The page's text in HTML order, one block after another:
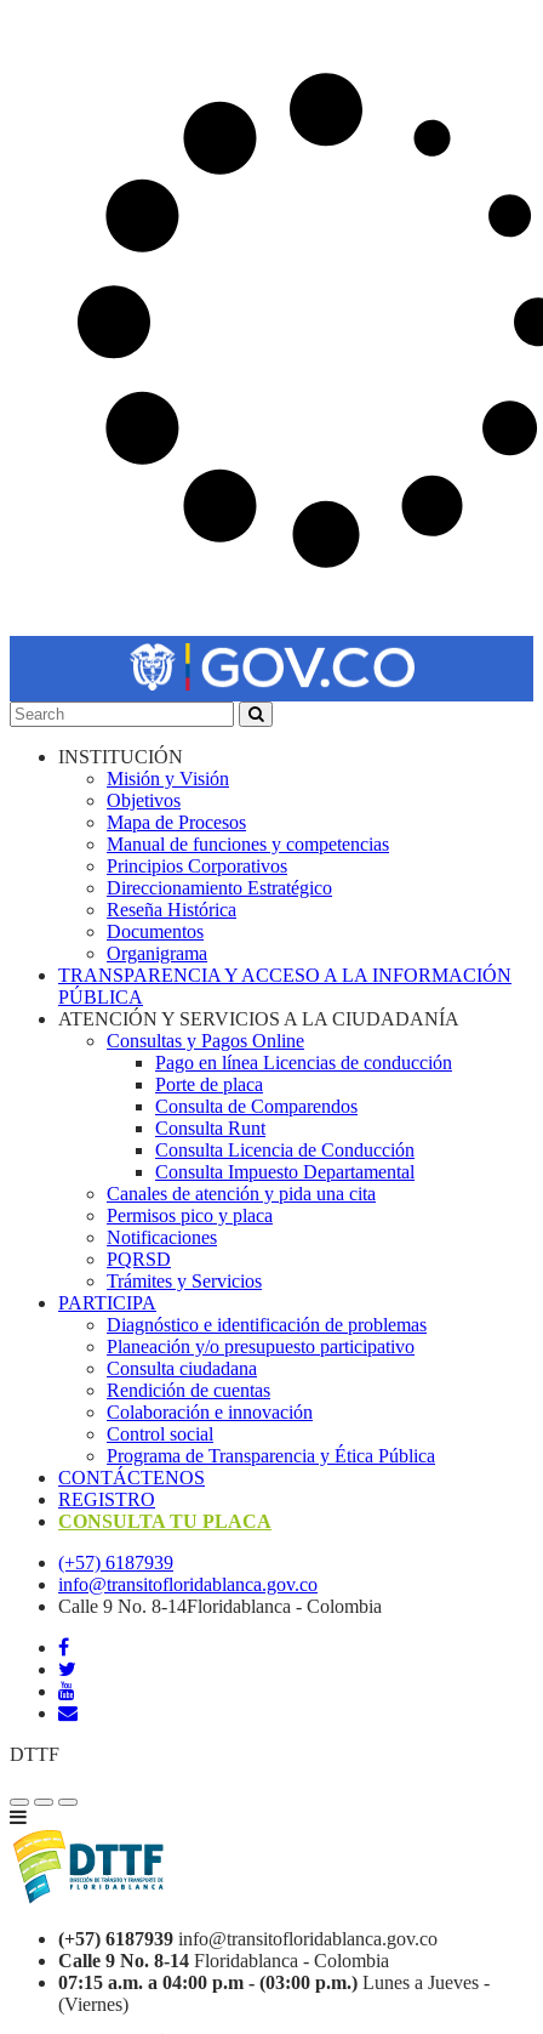
INSTITUCIÓN
Misión y Visión
Objetivos
Mapa de Procesos
Manual de funciones y competencias
Principios Corporativos
Direccionamiento Estratégico
Reseña Histórica
Documentos
Organigrama
TRANSPARENCIA Y ACCESO A LA INFORMACIÓN
PÚBLICA
ATENCIÓN Y SERVICIOS A LA CIUDADANÍA
Consultas y Pagos Online
Pago en línea Licencias de conducción
Porte de placa
Consulta de Comparendos
Consulta Runt
Consulta Licencia de Conducción
Consulta Impuesto Departamental
Canales de atención y pida una cita
Permisos pico y placa
Notificaciones
PQRSD
Trámites y Servicios
PARTICIPA
Diagnóstico e identificación de problemas
Planeación y/o presupuesto participativo​
Consulta ciudadana
Rendición de cuentas
Colaboración e innovación
Control social
Programa de Transparencia y Ética Pública
CONTÁCTENOS
REGISTRO
CONSULTA TU PLACA
(+57) 6187939
info@transitofloridablanca.gov.co
Calle 9 No. 8-14Floridablanca - Colombia
DTTF
(+57) 6187939 info@transitofloridablanca.gov.co
Calle 9 No. 8-14 Floridablanca - Colombia
07:15 a.m. a 04:00 p.m - (03:00 p.m.) Lunes a Jueves -
(Viernes)